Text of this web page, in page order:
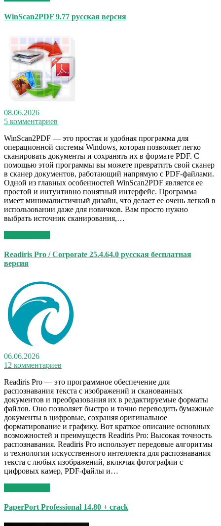
WinScan2PDF 9.77 русская версия
08.06.2026
5 комментариев
WinScan2PDF — это простая и удобная программа для
операционной системы Windows, которая позволяет легко
сканировать документы и сохранять их в формате PDF. С
помощью этой программы вы можете превратить свой сканер
в сканер документов, работающий напрямую с PDF-файлами.
Одной из главных особенностей WinScan2PDF является ее
простой и интуитивно понятный интерфейс. Программа
имеет минималистичный дизайн, что делает ее очень легкой в
использовании даже для новичков. Вам просто нужно
выбрать источник сканирования,…
Readiris Pro / Corporate 25.4.64.0 русская бесплатная
версия
06.06.2026
12 комментариев
Readiris Pro — это программное обеспечение для
распознавания текста с изображений и сканованных
документов и преобразования их в редактируемые форматы
файлов. Оно позволяет быстро и точно переводить бумажные
документы в цифровые, сохраняя оригинальное
форматирование и графику. Вот краткое описание основных
возможностей и преимуществ Readiris Pro: Высокая точность
распознавания. Readiris Pro использует передовые алгоритмы
и технологии искусственного интеллекта для распознавания
текста с любых изображений, включая фотографии с
цифровых камер, PDF-файлы и…
PaperPort Professional 14.80 + crack